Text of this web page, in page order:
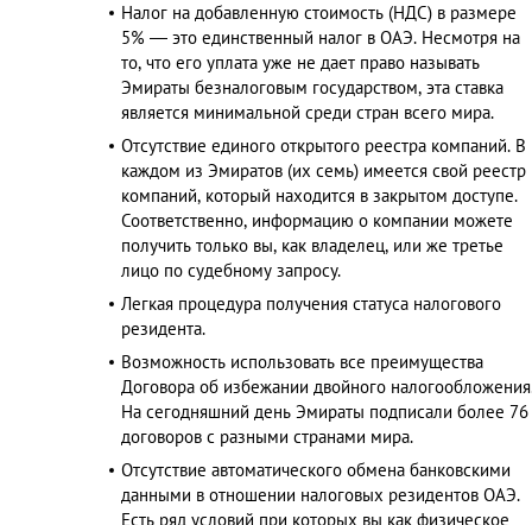
Налог на добавленную стоимость (НДС) в размере
5% — это единственный налог в ОАЭ. Несмотря на
то, что его уплата уже не дает право называть
Эмираты безналоговым государством, эта ставка
является минимальной среди стран всего мира.
Отсутствие единого открытого реестра компаний. В
каждом из Эмиратов (их семь) имеется свой реестр
компаний, который находится в закрытом доступе.
Соответственно, информацию о компании можете
получить только вы, как владелец, или же третье
лицо по судебному запросу.
Легкая процедура получения статуса налогового
резидента.
Возможность использовать все преимущества
Договора об избежании двойного
На сегодняшний день Эмираты подписали более 76
договоров с разными странами мира.
Отсутствие автоматического обмена банковскими
данными в отношении налоговых резидентов ОАЭ.
Есть ряд условий при которых вы как физическое